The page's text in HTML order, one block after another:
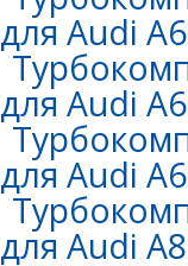
для Audi
для Audi
для Audi
для Audi